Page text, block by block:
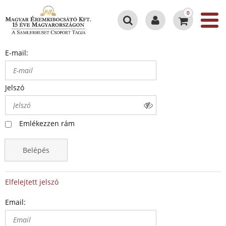
0
E-mail:
Jelszó
Emlékezzen rám
Belépés
Elfelejtett jelszó
Email: